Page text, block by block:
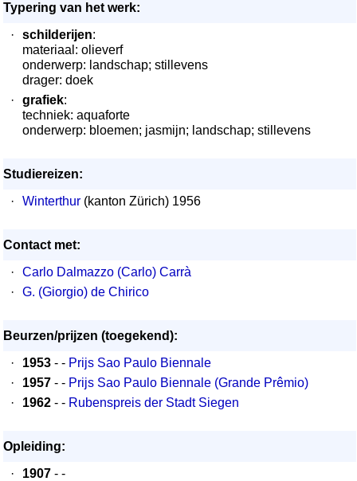
Typering van het werk:
·
schilderijen:
materiaal: olieverf
onderwerp: landschap; stillevens
drager: doek
·
grafiek:
techniek: aquaforte
onderwerp: bloemen; jasmijn; landschap; stillevens
Studiereizen:
·
Winterthur (kanton Zürich) 1956
Contact met:
·
Carlo Dalmazzo (Carlo) Carrà
·
G. (Giorgio) de Chirico
Beurzen/prijzen (toegekend):
·
1953 - - Prijs Sao Paulo Biennale
·
1957 - - Prijs Sao Paulo Biennale (Grande Prêmio)
·
1962 - - Rubenspreis der Stadt Siegen
Opleiding:
·
1907 - -